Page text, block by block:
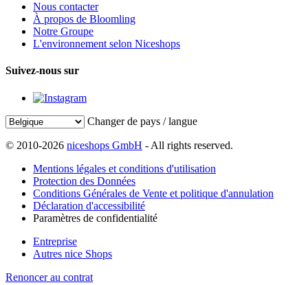
Nous contacter
À propos de Bloomling
Notre Groupe
L'environnement selon Niceshops
Suivez-nous sur
Changer de pays / langue
© 2010-2026 niceshops GmbH - All rights reserved.
Mentions légales et conditions d'utilisation
Protection des Données
Conditions Générales de Vente et politique d'annulation
Déclaration d'accessibilité
Paramètres de confidentialité
Entreprise
Autres nice Shops
Renoncer au contrat